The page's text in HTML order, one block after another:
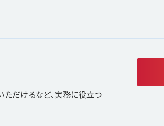
ただけるなど、実務に役立つ